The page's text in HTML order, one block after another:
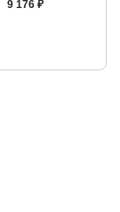
9 176 ₽